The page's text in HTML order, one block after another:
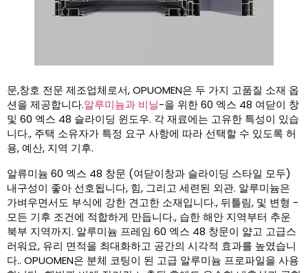
문,창호 전문 제조업체로서, OPUOMEN은 두 가지 고품질 소재 옵
션을 제공합니다.알루미늄과 비닐-을 위한 60 엑스 48 여닫이 창
및 60 엑스 48 슬라이딩 윈도우. 각 재료에는 고유한 특성이 있습
니다., 주택 소유자가 특정 요구 사항에 따라 선택할 수 있도록 허
용, 예산, 지역 기후.
알류미늄 60 엑스 48 창문 (여닫이창과 슬라이딩 스타일 모두)
내구성이 좋아 선호됩니다, 힘, 그리고 세련된 외관. 알루미늄은
가벼우면서도 부식에 강한 견고한 소재입니다., 뒤틀림, 및 변형 -
모든 기후 조건에 적합하게 만듭니다., 습한 해안 지역부터 추운
북부 지역까지. 알루미늄 프레임 60 엑스 48 창문이 얇고 고급스
러워요, 유리 면적을 최대화하고 공간의 시각적 효과를 높였습니
다.. OPUOMEN은 분체 코팅이 된 고급 알루미늄 프로파일을 사용